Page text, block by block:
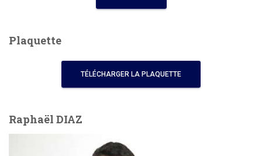
Plaquette
TÉLÉCHARGER LA PLAQUETTE
Raphaël DIAZ